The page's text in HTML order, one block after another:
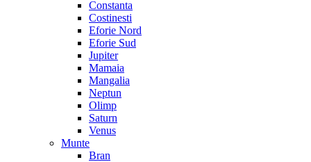
Constanta
Costinesti
Eforie Nord
Eforie Sud
Jupiter
Mamaia
Mangalia
Neptun
Olimp
Saturn
Venus
Munte
Bran